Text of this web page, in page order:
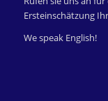
Ersteinschätzung
We speak English!